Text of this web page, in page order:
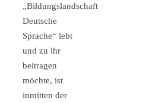
„Bildungslandschaft
Deutsche
Sprache“ lebt
und zu ihr
beitragen
möchte, ist
inmitten der